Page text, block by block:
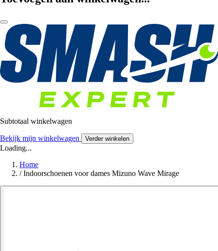
Subtotaal winkelwagen
Bekijk mijn winkelwagen Verder winkelen
Loading...
Home
/ Indoorschoenen voor dames Mizuno Wave Mirage